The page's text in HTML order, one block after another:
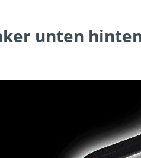
unten